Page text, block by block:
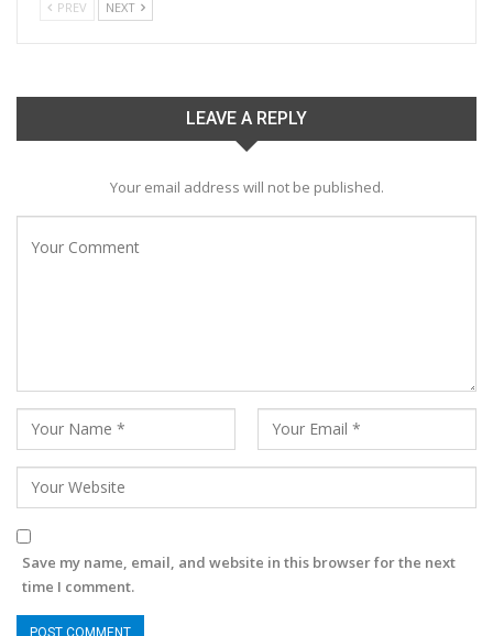
PREV NEXT
LEAVE A REPLY
Your email address will not be published.
Save my name, email, and website in this browser for the next
time I comment.